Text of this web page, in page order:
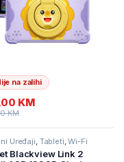
na zalihi
KM
KM
Uređaji Tableti ,Wi-Fi
Blackview Link 2